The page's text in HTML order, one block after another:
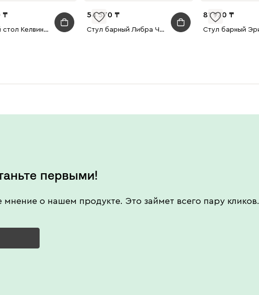
Кухонный стол Келвин 180x90 Ясень Черный
54 370
Стул барный Либра Черный/Натуральный
81 970
первыми!
о нашем продукте. Это займет всего пару кликов.